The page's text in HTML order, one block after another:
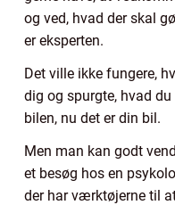
og ved, hvad der skal
er eksperten.
Det ville ikke fungere,
dig og spurgte, hvad du
bilen, nu det er din bil.
Men man kan godt
et besøg hos en
der har værktøjerne til